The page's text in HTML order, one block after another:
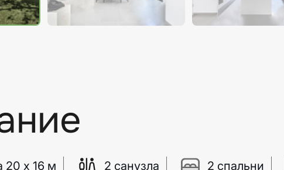
20 x 16 м 2 санузла 2 спальни